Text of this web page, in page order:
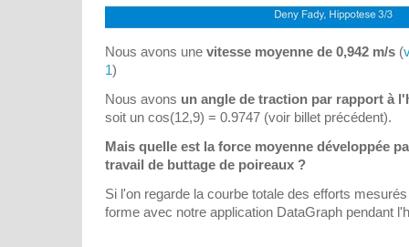
Nous avons une vitesse moyenne de 0,942 m/s (
1)
Nous avons un angle de traction par rapport à
soit un cos(12,9) = 0.9747 (voir billet précédent).
Mais quelle est la force moyenne développée
travail de buttage de poireaux ?
Si l'on regarde la courbe totale des efforts
forme avec notre application DataGraph pendant